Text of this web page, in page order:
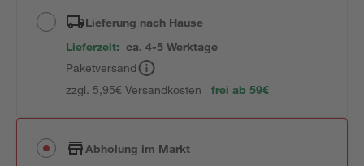
Lieferung nach Hause
Lieferzeit: ca. 4-5 Werktage
Paketversand
zzgl. 5,95€ Versandkosten | frei ab 59€
Abholung im Markt